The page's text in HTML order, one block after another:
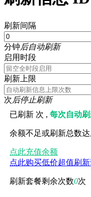
刷新间隔
分钟后自动刷新
启用时段
刷新上限
次后停止刷新
已刷新 次 ,每次自动
余额不足或刷新总数
点此充值余额
点此购买低价超值刷
刷新套餐剩余次数0次